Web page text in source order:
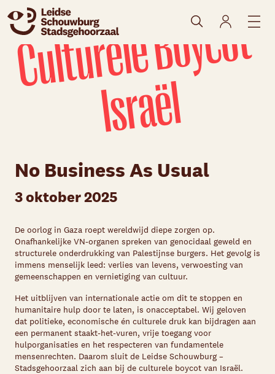
Skip navigatie
C
ul
t
u
r
el
e
B
o
y
c
o
t
I
s
r
a
ël
No Business As Usual
3 oktober 2025
De oorlog in Gaza roept wereldwijd diepe zorgen op.
Onafhankelijke VN-organen spreken van genocidaal geweld en
structurele onderdrukking van Palestijnse burgers. Het gevolg is
immens menselijk leed: verlies van levens, verwoesting van
gemeenschappen en vernietiging van cultuur.
Het uitblijven van internationale actie om dit te stoppen en
humanitaire hulp door te laten, is onacceptabel. Wij geloven
dat politieke, economische én culturele druk kan bijdragen aan
een permanent staakt-het-vuren, vrije toegang voor
hulporganisaties en het respecteren van fundamentele
mensenrechten. Daarom sluit de Leidse Schouwburg –
Stadsgehoorzaal zich aan bij de culturele boycot van Israël.